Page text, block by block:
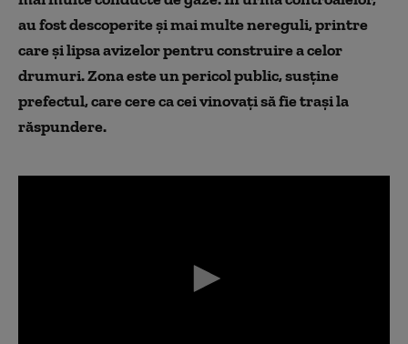
au fost descoperite și mai multe nereguli, printre
care și lipsa avizelor pentru construire a celor
drumuri.Zona este un pericol public, susține
prefectul, care cere ca cei vinovați să fie trași la
răspundere.